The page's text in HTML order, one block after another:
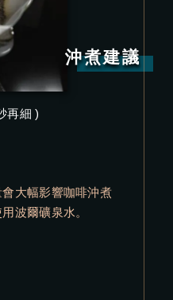
沖煮建議
再細 )
大幅影響咖啡沖煮
波爾礦泉水。